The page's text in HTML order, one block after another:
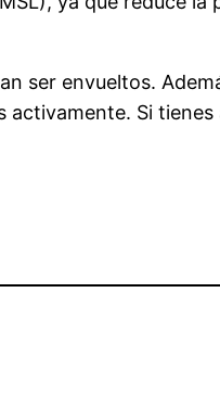
ser envueltos.
Si